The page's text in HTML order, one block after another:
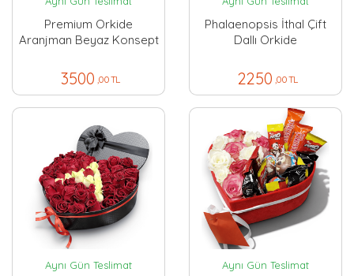
Premium Orkide
Aranjman Beyaz Konsept
3500 ,00 TL
Phalaenopsis İthal Çift
Dallı Orkide
2250 ,00 TL
Aynı Gün Teslimat Aynı Gün Teslimat